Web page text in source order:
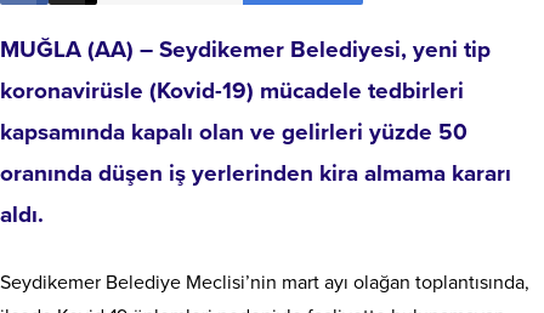
MUĞLA (AA) – Seydikemer Belediyesi, yeni tip
koronavirüsle (Kovid-19) mücadele tedbirleri
kapsamında kapalı olan ve gelirleri yüzde 50
oranında düşen iş yerlerinden kira almama kararı
aldı.
Seydikemer Belediye Meclisi’nin mart ayı olağan toplantısında,